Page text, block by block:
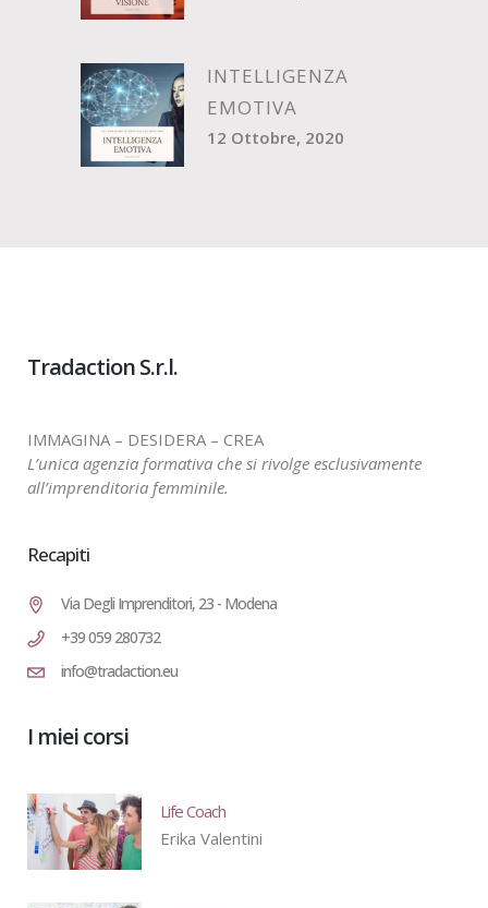
INTELLIGENZA
EMOTIVA
12 Ottobre, 2020
Tradaction S.r.l.
IMMAGINA – DESIDERA – CREA
L’unica agenzia formativa che si rivolge esclusivamente
all’imprenditoria femminile.
Recapiti
Via Degli Imprenditori, 23 - Modena
+39 059 280732
info@tradaction.eu
I miei corsi
Life Coach
Erika Valentini